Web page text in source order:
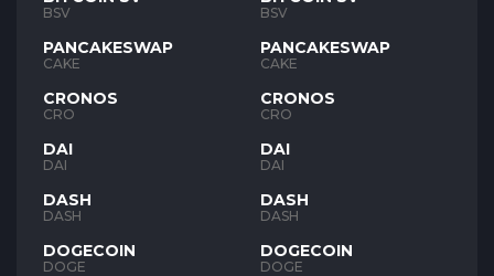
BSV
PANCAKESWAP
CAKE
CRONOS
CRO
DAI
DAI
DASH
DASH
DOGECOIN
DOGE
BSV
PANCAKESWAP
CAKE
CRONOS
CRO
DAI
DAI
DASH
DASH
DOGECOIN
DOGE